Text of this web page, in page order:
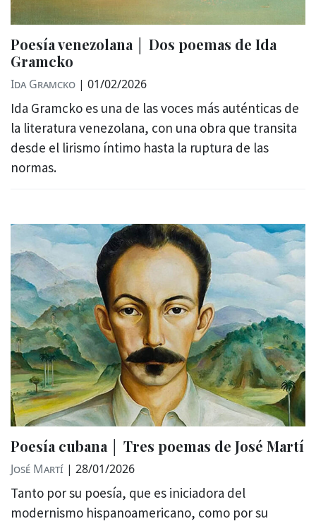
Poesía venezolana │ Dos poemas de Ida
Gramcko
Ida Gramcko | 01/02/2026
Ida Gramcko es una de las voces más auténticas de
la literatura venezolana, con una obra que transita
desde el lirismo íntimo hasta la ruptura de las
normas.
Poesía cubana │ Tres poemas de José Martí
José Martí | 28/01/2026
Tanto por su poesía, que es iniciadora del
modernismo hispanoamericano, como por su